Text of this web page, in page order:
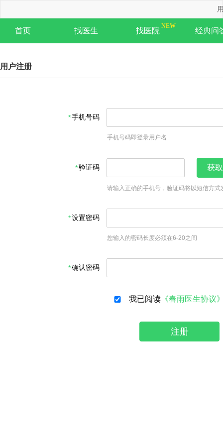
首页 找医生 找医院 经典问
用户注册
手机号码
手机号码即登录用户名
验证码 获
请输入正确的手机号，验证码将以短信方式
设置密码
您输入的密码长度必须在6-20之间
确认密码
我已阅读 《春雨医生协议
注册